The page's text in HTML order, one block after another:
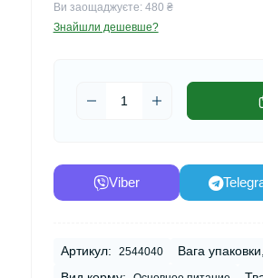
Ви заощаджуєте: 480 ₴
Знайшли дешевше?
Viber
Артикул: 2544040 Вага